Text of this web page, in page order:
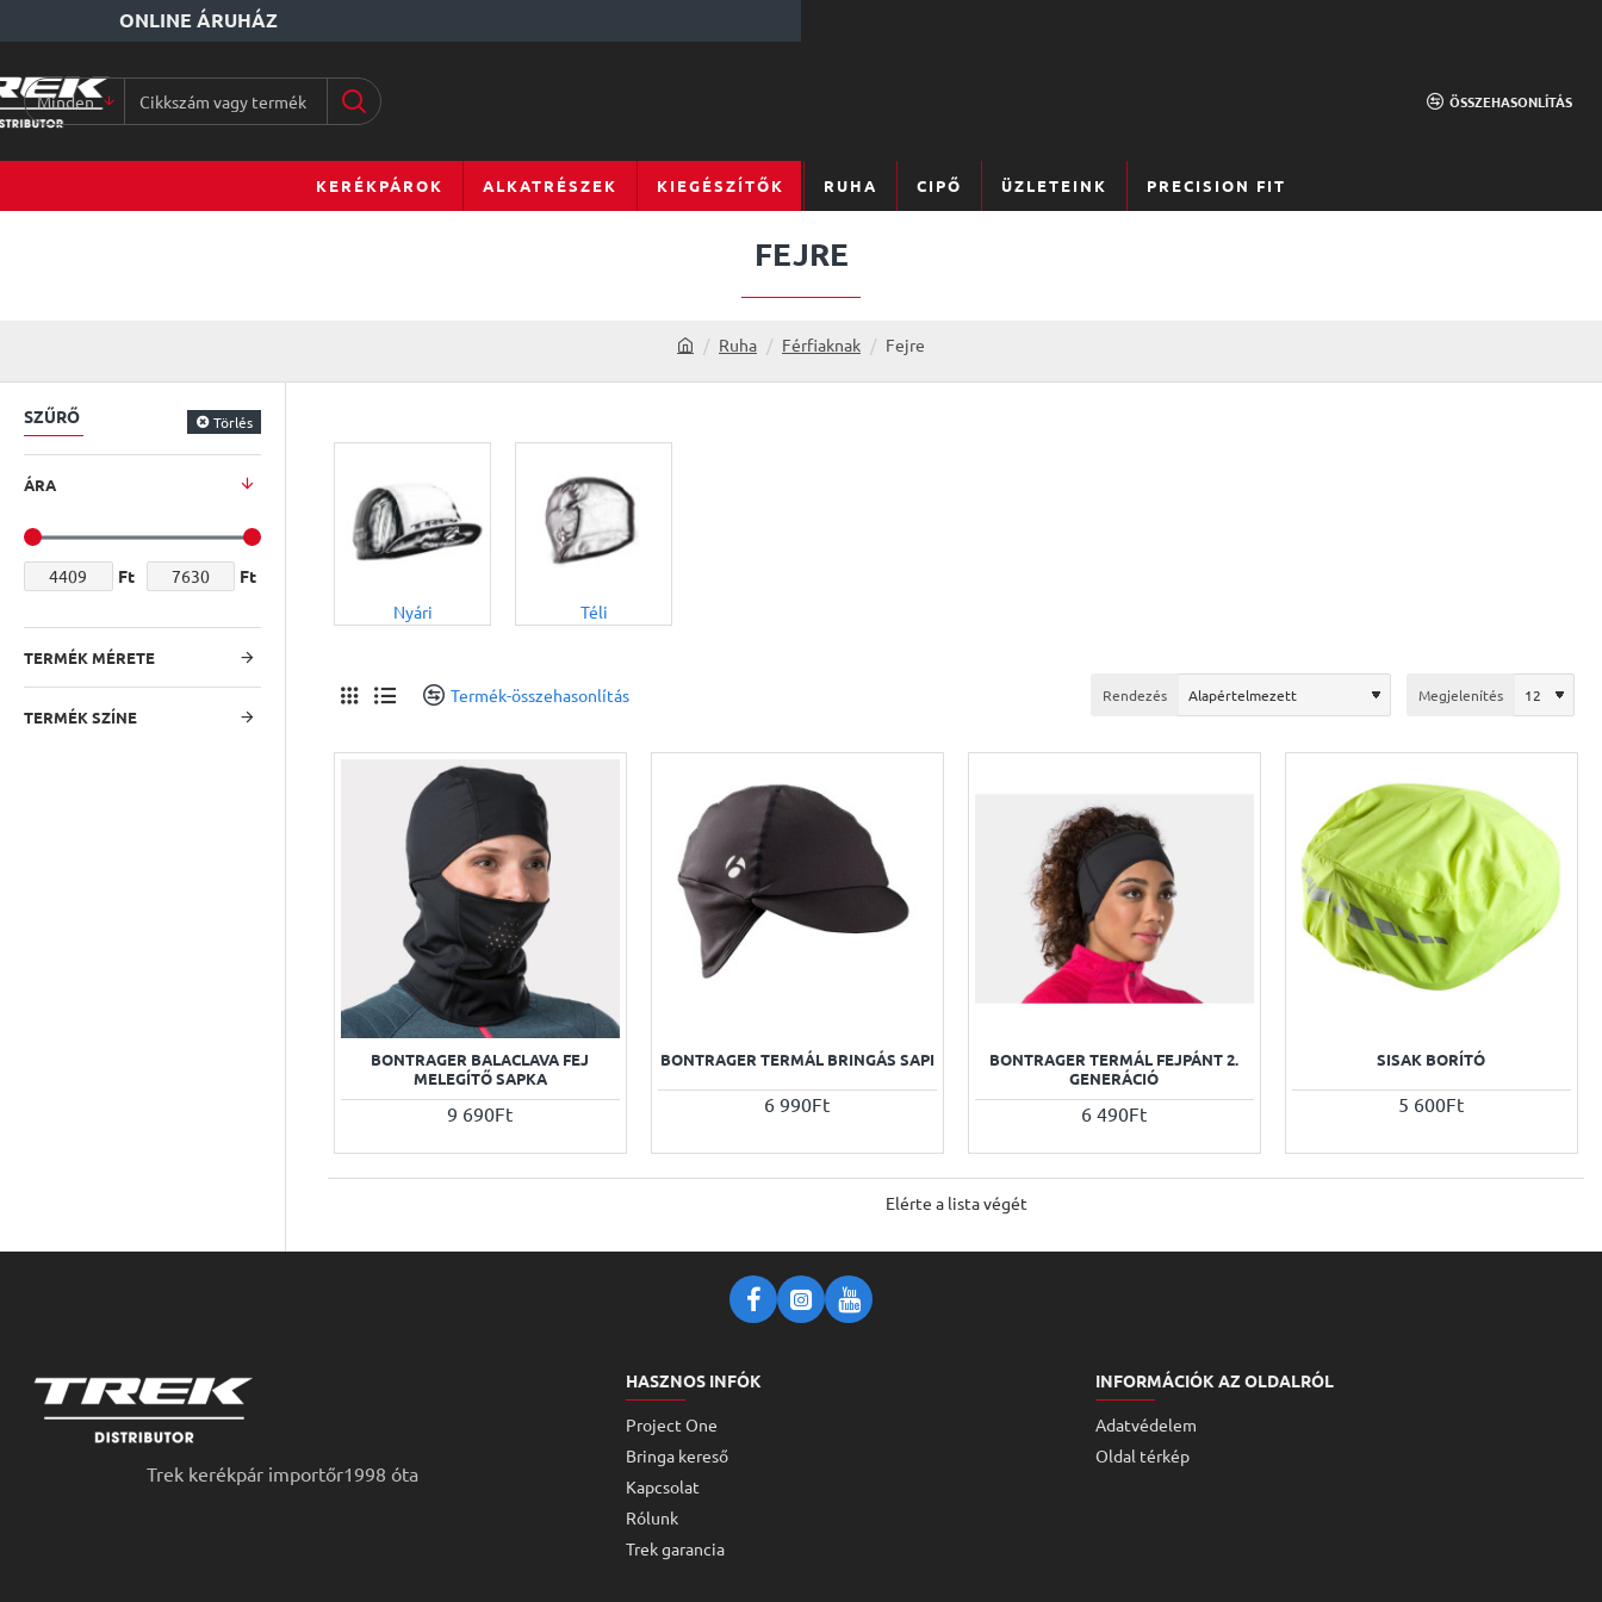
ONLINE ÁRUHÁZ
Minden
Cikkszám
terméknév...
ÖSSZEHASONLÍTÁS
KERÉKPÁROK ALKATRÉSZEK KIEGÉSZÍTŐK RUHA CIPŐ ÜZLETEINK PRECISION FIT
FEJRE
o
Ruha Férfiaknak Fejre
SZŰRŐ Törlés
ÁRA
Ft Ft
TERMÉK MÉRETE
TERMÉK SZÍNE
Nyári Téli
Termék-összehasonlítás Rendezés Megjelenítés
BONTRAGER BALACLAVA FEJ
MELEGÍTŐ SAPKA
9 690Ft
BONTRAGER TERMÁL BRINGÁS SAPI
6 990Ft
BONTRAGER TERMÁL FEJPÁNT 2.
GENERÁCIÓ
6 490Ft
SISAK BORÍTÓ
5 600Ft
Elérte a lista végét
Trek kerékpár importőr1998 óta
HASZNOS INFÓK
Project One
Bringa kereső
Kapcsolat
Rólunk
Trek garancia
INFORMÁCIÓK AZ OLDALRÓL
Adatvédelem
Oldal térkép